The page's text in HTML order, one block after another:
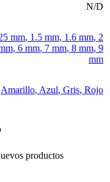
N/D
mm, 1.5 mm, 1.6 mm, 2
, 6 mm, 7 mm, 8 mm, 9
mm
Amarillo, Azul, Gris, Rojo
productos